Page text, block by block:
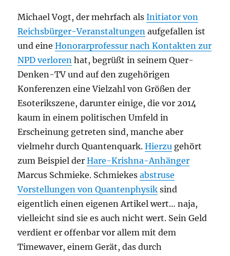
Michael Vogt, der mehrfach alsInitiator von
Reichsbürger-Veranstaltungen aufgefallen ist
und eineHonorarprofessur nach Kontakten zur
NPD verloren hat, begrüßt in seinem Quer-
Denken-TV und auf den zugehörigen
Konferenzen eine Vielzahl von Größen der
Esoterikszene, darunter einige, die vor 2014
kaum in einem politischen Umfeld in
Erscheinung getreten sind, manche aber
vielmehr durch Quantenquark.Hierzu gehört
zum Beispiel derHare-Krishna-Anhänger
Marcus Schmieke. Schmiekesabstruse
Vorstellungen von Quantenphysik sind
eigentlich einen eigenen Artikel wert… naja,
vielleicht sind sie es auch nicht wert. Sein Geld
verdient er offenbar vor allem mit dem
Timewaver, einem Gerät, das durch